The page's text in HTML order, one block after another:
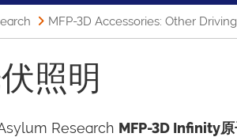
MFP-3D Accessories: Other
照明
Research MFP-3D Infinity